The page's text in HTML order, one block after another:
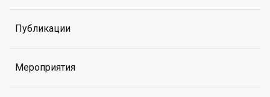
Публикации
Мероприятия